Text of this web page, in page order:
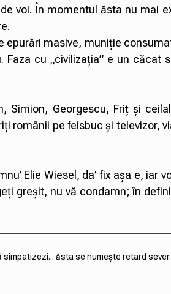
voi. În momentul ăsta nu mai
masive, muniție
Faza cu „civilizația” e un căcat
Simion, Georgescu, Friț și
românii pe feisbuc și televizor,
Elie Wiesel, da’ fix așa e, iar
greșit, nu vă condamn; în
ăsta se numește retard